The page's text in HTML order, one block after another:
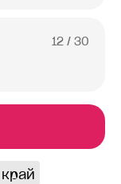
12 / 30
край